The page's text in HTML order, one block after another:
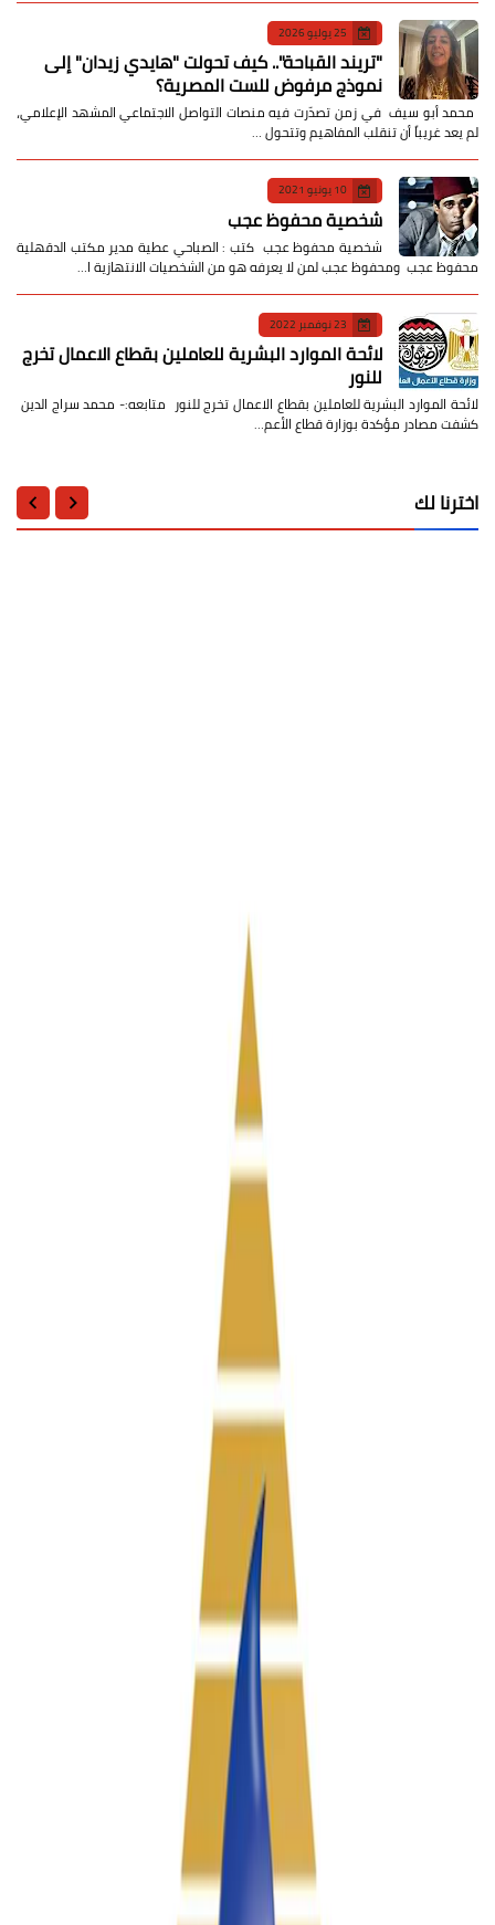
25 يوليو 2026
​"تريند القباحة".. كيف تحولت "هايدي زيدان" إلى
نموذج مرفوض للست المصرية؟
​ محمد أبو سيف ​في زمن تصدّرت فيه منصات التواصل الاجتماعي المشهد الإعلامي،
لم يعد غريباً أن تنقلب المفاهيم وتتحول …
10 يونيو 2021
شخصية محفوظ عجب
شخصية محفوظ عجب كتب : الصباحي عطية مدير مكتب الدقهلية
محفوظ عجب ومحفوظ عجب لمن لا يعرفه هو من الشخصيات الانتهازية ا…
23 نوفمبر 2022
لائحة الموارد البشرية للعاملين بقطاع الاعمال تخرج
للنور
لائحة الموارد البشرية للعاملين بقطاع الاعمال تخرج للنور متابعه:- محمد سراج الدين
كشفت مصادر مؤكدة بوزارة قطاع الأعم…
اخترنا لك